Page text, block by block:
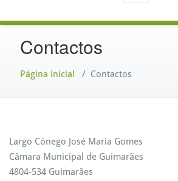
Contactos
Página inicial / Contactos
Largo Cónego José Maria Gomes
Câmara Municipal de Guimarães
4804-534 Guimarães